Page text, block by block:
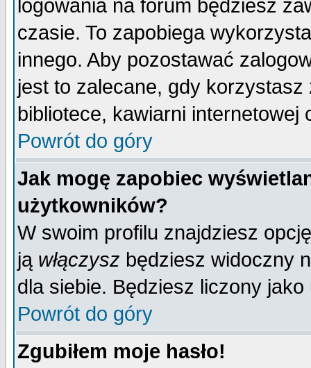
logowania na forum będziesz
czasie. To zapobiega
innego. Aby pozostawać
jest to zalecane, gdy
bibliotece, kawiarni internetowej
Powrót do góry
Jak mogę zapobiec
użytkowników?
W swoim profilu znajdziesz
ją włączysz będziesz widoczny
dla siebie. Będziesz liczony
Powrót do góry
Zgubiłem moje hasło!